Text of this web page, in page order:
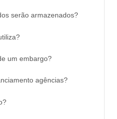
serão armazenados?
um embargo?
agências?